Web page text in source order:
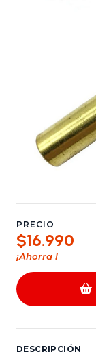
PRECIO
$16.990
¡Ahorra !
DESCRIPCIÓN